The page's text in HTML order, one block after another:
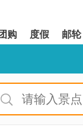
团购 度假 邮轮